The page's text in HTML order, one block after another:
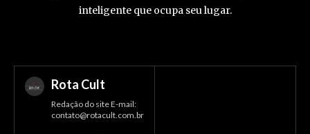
inteligente que ocupa seu lugar.
Rota Cult
Redação do site E-mail:
contato@rotacult.com.br